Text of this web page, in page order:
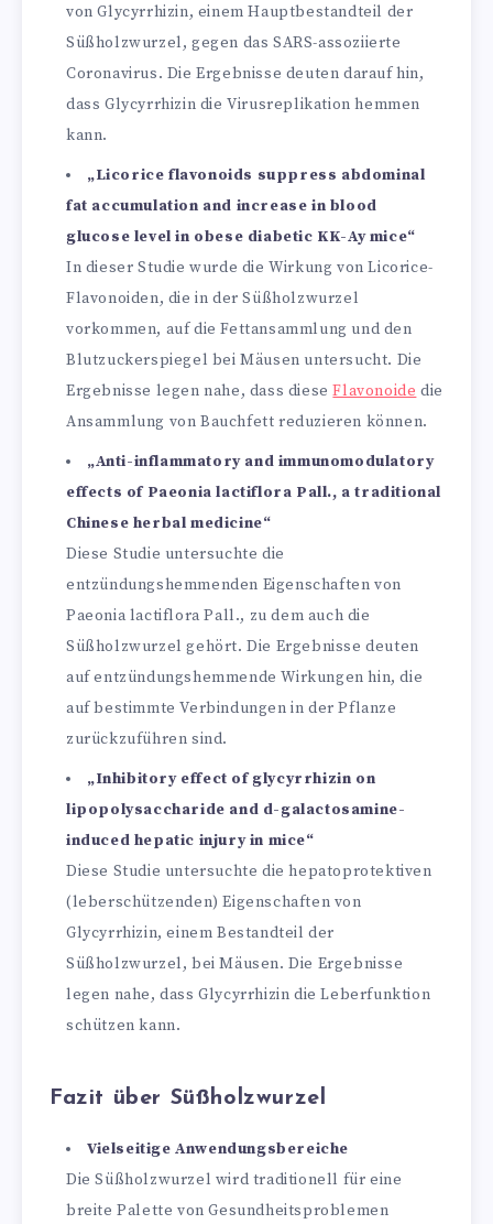
von Glycyrrhizin, einem Hauptbestandteil der
Süßholzwurzel, gegen das SARS-assoziierte
Coronavirus. Die Ergebnisse deuten darauf hin,
dass Glycyrrhizin die Virusreplikation hemmen
kann.
„Licorice flavonoids suppress abdominal
fat accumulation and increase in blood
glucose level in obese diabetic KK-Ay mice“
In dieser Studie wurde die Wirkung von Licorice-
Flavonoiden, die in der Süßholzwurzel
vorkommen, auf die Fettansammlung und den
Blutzuckerspiegel bei Mäusen untersucht. Die
Ergebnisse legen nahe, dass dieseFlavonoide die
Ansammlung von Bauchfett reduzieren können.
„Anti-inflammatory and immunomodulatory
effects of Paeonia lactiflora Pall., a traditional
Chinese herbal medicine“
Diese Studie untersuchte die
entzündungshemmenden Eigenschaften von
Paeonia lactiflora Pall., zu dem auch die
Süßholzwurzel gehört. Die Ergebnisse deuten
auf entzündungshemmende Wirkungen hin, die
auf bestimmte Verbindungen in der Pflanze
zurückzuführen sind.
„Inhibitory effect of glycyrrhizin on
lipopolysaccharide and d-galactosamine-
induced hepatic injury in mice“
Diese Studie untersuchte die hepatoprotektiven
(leberschützenden) Eigenschaften von
Glycyrrhizin, einem Bestandteil der
Süßholzwurzel, bei Mäusen. Die Ergebnisse
legen nahe, dass Glycyrrhizin die Leberfunktion
schützen kann.
Fazit über Süßholzwurzel
Vielseitige Anwendungsbereiche
Die Süßholzwurzel wird traditionell für eine
breite Palette von Gesundheitsproblemen